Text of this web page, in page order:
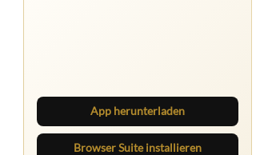
App herunterladen
Browser Suite installieren